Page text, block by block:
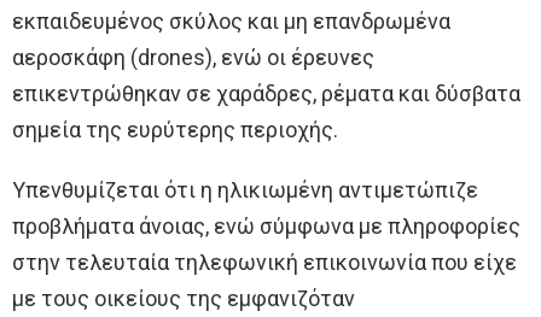
εκπαιδευμένος σκύλος και μη επανδρωμένα
αεροσκάφη (drones), ενώ οι έρευνες
επικεντρώθηκαν σε χαράδρες, ρέματα και δύσβατα
σημεία της ευρύτερης περιοχής.
Υπενθυμίζεται ότι η ηλικιωμένη αντιμετώπιζε
προβλήματα άνοιας, ενώ σύμφωνα με πληροφορίες
στην τελευταία τηλεφωνική επικοινωνία που είχε
με τους οικείους της εμφανιζόταν